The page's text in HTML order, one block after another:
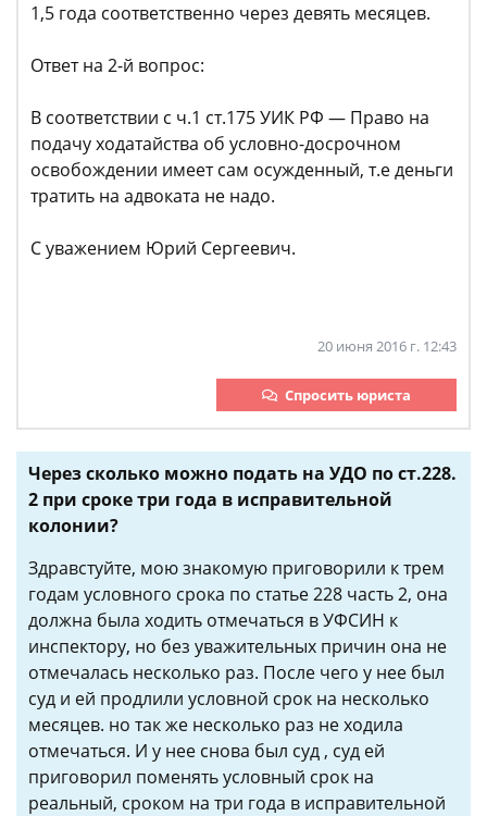
1,5 года соответственно через девять месяцев.
Ответ на 2-й вопрос:
В соответствии с ч.1 ст.175 УИК РФ — Право на
подачу ходатайства об условно-досрочном
освобождении имеет сам осужденный, т.е деньги
тратить на адвоката не надо.
С уважением Юрий Сергеевич.
20 июня 2016 г. 12:43
Спросить юриста
Через сколько можно подать на УДО по ст.228.
2 при сроке три года в исправительной
колонии?
Здравстуйте, мою знакомую приговорили к трем
годам условного срока по статье 228 часть 2, она
должна была ходить отмечаться в УФСИН к
инспектору, но без уважительных причин она не
отмечалась несколько раз. После чего у нее был
суд и ей продлили условной срок на несколько
месяцев. но так же несколько раз не ходила
отмечаться. И у нее снова был суд , суд ей
приговорил поменять условный срок на
реальный, сроком на три года в исправительной